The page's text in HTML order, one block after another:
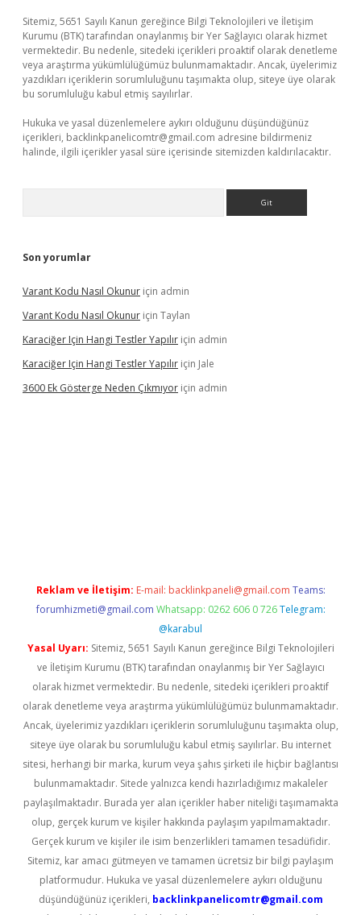
Sitemiz, 5651 Sayılı Kanun gereğince Bilgi Teknolojileri ve İletişim
Kurumu (BTK) tarafından onaylanmış bir Yer Sağlayıcı olarak hizmet
vermektedir. Bu nedenle, sitedeki içerikleri proaktif olarak denetleme
veya araştırma yükümlülüğümüz bulunmamaktadır. Ancak, üyelerimiz
yazdıkları içeriklerin sorumluluğunu taşımakta olup, siteye üye olarak
bu sorumluluğu kabul etmiş sayılırlar.
Hukuka ve yasal düzenlemelere aykırı olduğunu düşündüğünüz
içerikleri, backlinkpanelicomtr@gmail.com adresine bildirmeniz
halinde, ilgili içerikler yasal süre içerisinde sitemizden kaldırılacaktır.
Son yorumlar
Varant Kodu Nasıl Okunur için admin
Varant Kodu Nasıl Okunur için Taylan
Karaciğer Için Hangi Testler Yapılır için admin
Karaciğer Için Hangi Testler Yapılır için Jale
3600 Ek Gösterge Neden Çıkmıyor için admin
Reklam ve İletişim: E-mail: backlinkpaneli@gmail.com Teams:
forumhizmeti@gmail.com Whatsapp: 0262 606 0 726 Telegram:
@karabul
Yasal Uyarı: Sitemiz, 5651 Sayılı Kanun gereğince Bilgi Teknolojileri
ve İletişim Kurumu (BTK) tarafından onaylanmış bir Yer Sağlayıcı
olarak hizmet vermektedir. Bu nedenle, sitedeki içerikleri proaktif
olarak denetleme veya araştırma yükümlülüğümüz bulunmamaktadır.
Ancak, üyelerimiz yazdıkları içeriklerin sorumluluğunu taşımakta olup,
siteye üye olarak bu sorumluluğu kabul etmiş sayılırlar. Bu internet
sitesi, herhangi bir marka, kurum veya şahıs şirketi ile hiçbir bağlantısı
bulunmamaktadır. Sitede yalnızca kendi hazırladığımız makaleler
paylaşılmaktadır. Burada yer alan içerikler haber niteliği taşımamakta
olup, gerçek kurum ve kişiler hakkında paylaşım yapılmamaktadır.
Gerçek kurum ve kişiler ile isim benzerlikleri tamamen tesadüfidir.
Sitemiz, kar amacı gütmeyen ve tamamen ücretsiz bir bilgi paylaşım
platformudur. Hukuka ve yasal düzenlemelere aykırı olduğunu
düşündüğünüz içerikleri, backlinkpanelicomtr@gmail.com